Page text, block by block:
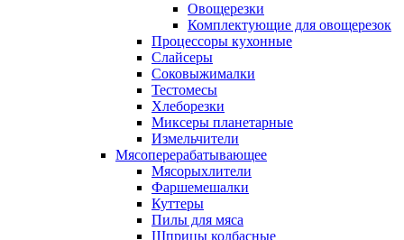
Овощерезки
Комплектующие для овощерезок
Процессоры кухонные
Слайсеры
Соковыжималки
Тестомесы
Хлеборезки
Миксеры планетарные
Измельчители
Мясоперерабатывающее
Мясорыхлители
Фаршемешалки
Куттеры
Пилы для мяса
Шприцы колбасные